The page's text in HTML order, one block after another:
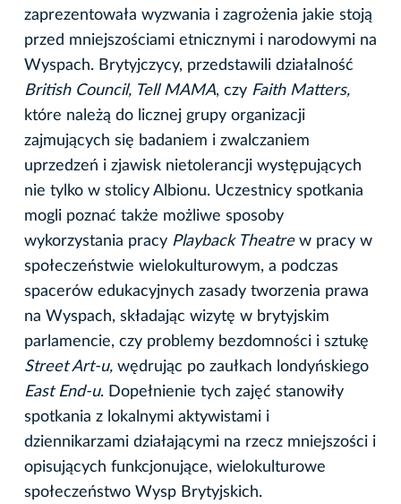
zaprezentowała wyzwania i zagrożenia jakie stoją
przed mniejszościami etnicznymi i narodowymi na
Wyspach. Brytyjczycy, przedstawili działalność
British Council, Tell MAMA, czy Faith Matters,
które należą do licznej grupy organizacji
zajmujących się badaniem i zwalczaniem
uprzedzeń i zjawisk nietolerancji występujących
nie tylko w stolicy Albionu. Uczestnicy spotkania
mogli poznać także możliwe sposoby
wykorzystania pracy Playback Theatrew pracy w
społeczeństwie wielokulturowym, a podczas
spacerów edukacyjnych zasady tworzenia prawa
na Wyspach, składając wizytę w brytyjskim
parlamencie, czy problemy bezdomności i sztukę
Street Art-u, wędrując po zaułkach londyńskiego
East End-u. Dopełnienie tych zajęć stanowiły
spotkania z lokalnymi aktywistami i
dziennikarzami działającymi na rzecz mniejszości i
opisujących funkcjonujące, wielokulturowe
społeczeństwo Wysp Brytyjskich.